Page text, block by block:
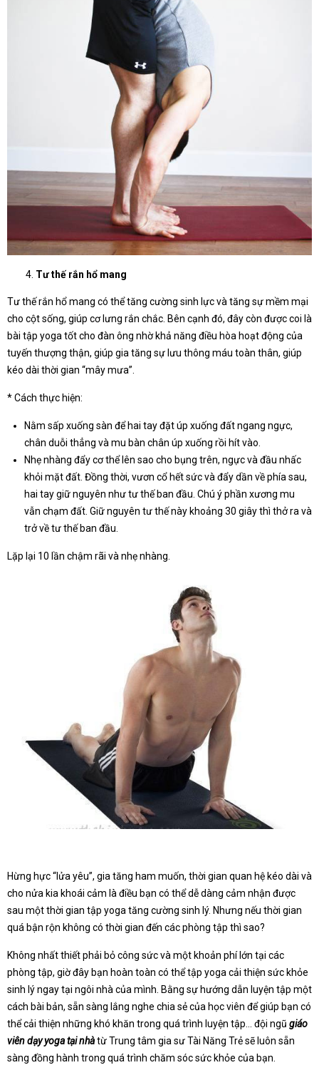
Tư thế rắn hổ mang
Tư thế rắn hổ mang có thể tăng cường sinh lực và tăng sự mềm mại
cho cột sống, giúp cơ lưng rắn chắc. Bên cạnh đó, đây còn được coi là
bài tập yoga tốt cho đàn ông nhờ khả năng điều hòa hoạt động của
tuyến thượng thận, giúp gia tăng sự lưu thông máu toàn thân, giúp
kéo dài thời gian “mây mưa”.
* Cách thực hiện:
Nằm sấp xuống sàn để hai tay đặt úp xuống đất ngang ngực,
chân duỗi thẳng và mu bàn chân úp xuống rồi hít vào.
Nhẹ nhàng đẩy cơ thể lên sao cho bụng trên, ngực và đầu nhấc
khỏi mặt đất. Đồng thời, vươn cổ hết sức và đẩy dần về phía sau,
hai tay giữ nguyên như tư thế ban đầu. Chú ý phần xương mu
vẫn chạm đất. Giữ nguyên tư thế này khoảng 30 giây thì thở ra và
trở về tư thế ban đầu.
Lặp lại 10 lần chậm rãi và nhẹ nhàng.
Hừng hực “lửa yêu”, gia tăng ham muốn, thời gian quan hệ kéo dài và
cho nửa kia khoái cảm là điều bạn có thể dễ dàng cảm nhận được
sau một thời gian tập yoga tăng cường sinh lý. Nhưng nếu thời gian
quá bận rộn không có thời gian đến các phòng tập thì sao?
Không nhất thiết phải bỏ công sức và một khoản phí lớn tại các
phòng tập, giờ đây bạn hoàn toàn có thể tập yoga cải thiện sức khỏe
sinh lý ngay tại ngôi nhà của mình. Bằng sự hướng dẫn luyện tập một
cách bài bản, sẵn sàng lắng nghe chia sẻ của học viên để giúp bạn có
thể cải thiện những khó khăn trong quá trình luyện tập… đội ngũ giáo
viên dạy yoga tại nhàtừ Trung tâm gia sư Tài Năng Trẻ sẽ luôn sẵn
sàng đồng hành trong quá trình chăm sóc sức khỏe của bạn.